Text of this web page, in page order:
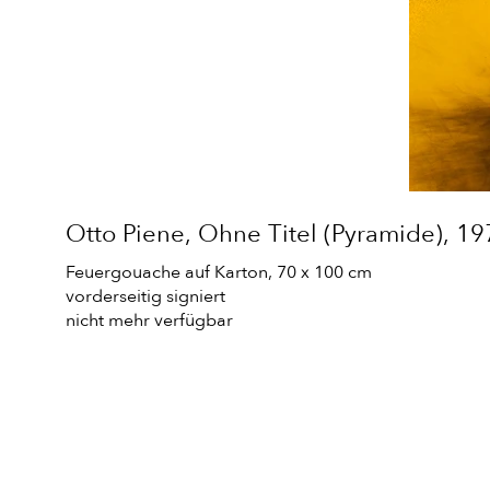
Otto Piene, Ohne Titel (Pyramide),
Feuergouache auf Karton, 70 x 100 cm
vorderseitig signiert
nicht mehr verfügbar
Otto Piene, Ohne Titel (Pyramide),
Feuergouache auf Karton, 70 x 100 cm
vorderseitig signiert
nicht mehr verfügbar
Otto Piene, Ohne Titel (Pyramide),
Feuergouache auf Karton, 70 x 100 cm
vorderseitig signiert
nicht mehr verfügbar